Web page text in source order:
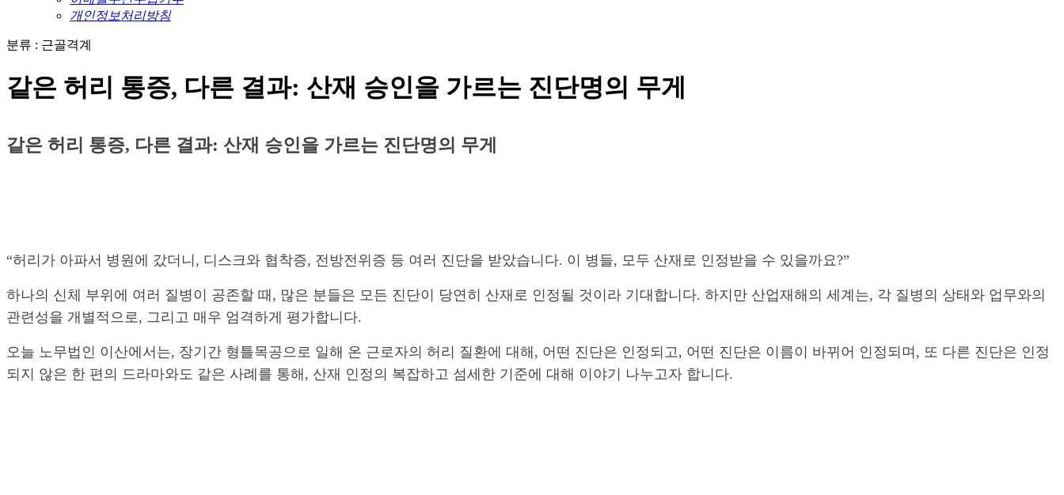
개인정보처리방침
분류 : 근골격계
같은 허리 통증, 다른 결과: 산재 승인을 가르는 진단명의 무게
같은 허리 통증, 다른 결과: 산재 승인을 가르는 진단명의 무게
“허리가 아파서 병원에 갔더니, 디스크와 협착증, 전방전위증 등 여러 진단을 받았습니다. 이 병들, 모두 산재로 인정받을 수 있을까요?”
하나의 신체 부위에 여러 질병이 공존할 때, 많은 분들은 모든 진단이 당연히 산재로 인정될 것이라 기대합니다. 하지만 산업재해의 세계는, 각 질병의 상태와 업무와의
관련성을 개별적으로, 그리고 매우 엄격하게 평가합니다.
오늘 노무법인 이산에서는, 장기간 형틀목공으로 일해 온 근로자의 허리 질환에 대해, 어떤 진단은 인정되고, 어떤 진단은 이름이 바뀌어 인정되며, 또 다른 진단은 인정
되지 않은 한 편의 드라마와도 같은 사례를 통해, 산재 인정의 복잡하고 섬세한 기준에 대해 이야기 나누고자 합니다.